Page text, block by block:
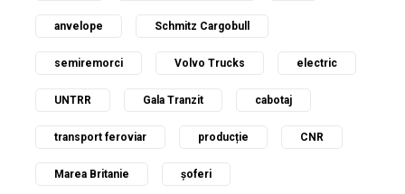
anvelope Schmitz Cargobull
semiremorci Volvo Trucks electric
UNTRR Gala Tranzit cabotaj
transport feroviar producție CNR
Marea Britanie șoferi